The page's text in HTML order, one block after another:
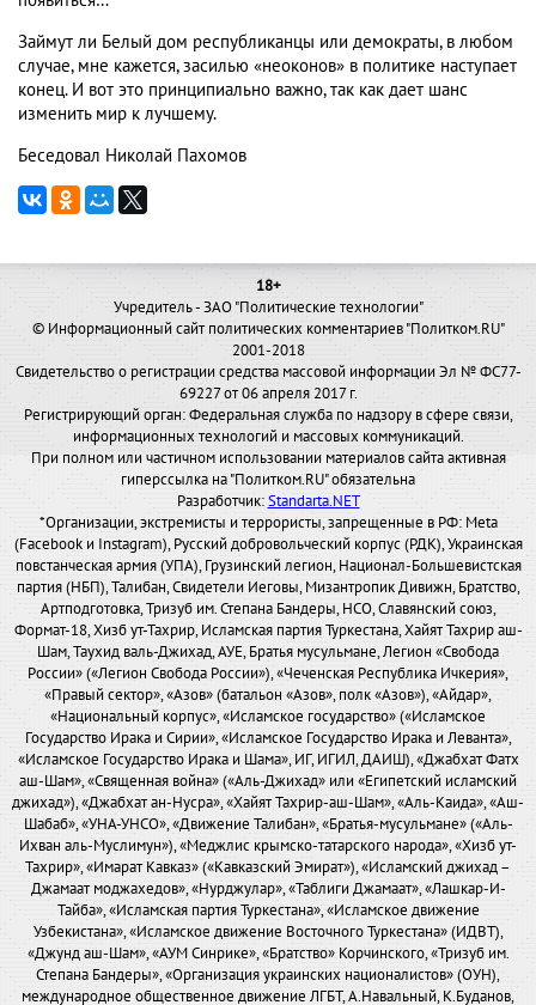
Займут ли Белый дом республиканцы или демократы, в любом
случае, мне кажется, засилью «неоконов» в политике наступает
конец. И вот это принципиально важно, так как дает шанс
изменить мир к лучшему.
Беседовал Николай Пахомов
18+
Учредитель - ЗАО "Политические технологии"
© Информационный сайт политических комментариев "Политком.RU"
2001-2018
Свидетельство о регистрации средства массовой информации Эл № ФС77-
69227 от 06 апреля 2017 г.
Регистрирующий орган: Федеральная служба по надзору в сфере связи,
информационных технологий и массовых коммуникаций.
При полном или частичном использовании материалов сайта активная
гиперссылка на "Политком.RU" обязательна
Разработчик:Standarta.NET
*Организации, экстремисты и террористы, запрещенные в РФ: Meta
(Facebook и Instagram), Русский добровольческий корпус (РДК), Украинская
повстанческая армия (УПА), Грузинский легион, Национал-Большевистская
партия (НБП), Талибан, Свидетели Иеговы, Мизантропик Дивижн, Братство,
Артподготовка, Тризуб им. Степана Бандеры, НСО, Славянский союз,
Формат-18, Хизб ут-Тахрир, Исламская партия Туркестана, Хайят Тахрир аш-
Шам, Таухид валь-Джихад, АУЕ, Братья мусульмане, Легион «Свобода
России» («Легион Свобода России»), «Чеченская Республика Ичкерия»,
«Правый сектор», «Азов» (батальон «Азов», полк «Азов»), «Айдар»,
«Национальный корпус», «Исламское государство» («Исламское
Государство Ирака и Сирии», «Исламское Государство Ирака и Леванта»,
«Исламское Государство Ирака и Шама», ИГ, ИГИЛ, ДАИШ), «Джабхат Фатх
аш-Шам», «Священная война» («Аль-Джихад» или «Египетский исламский
джихад»), «Джабхат ан-Нусра», «Хайят Тахрир-аш-Шам», «Аль-Каида», «Аш-
Шабаб», «УНА-УНСО», «Движение Талибан», «Братья-мусульмане» («Аль-
Ихван аль-Муслимун»), «Меджлис крымско-татарского народа», «Хизб ут-
Тахрир», «Имарат Кавказ» («Кавказский Эмират»), «Исламский джихад –
Джамаат моджахедов», «Нурджулар», «Таблиги Джамаат», «Лашкар-И-
Тайба», «Исламская партия Туркестана», «Исламское движение
Узбекистана», «Исламское движение Восточного Туркестана» (ИДВТ),
«Джунд аш-Шам», «АУМ Синрике», «Братство» Корчинского, «Тризуб им.
Степана Бандеры», «Организация украинских националистов» (ОУН),
международное общественное движение ЛГБТ, А.Навальный, К.Буданов,